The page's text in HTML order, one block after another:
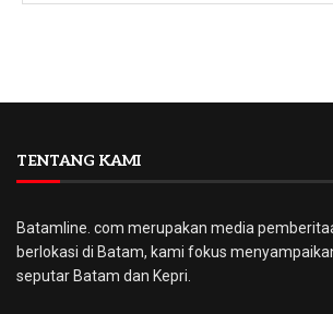
TENTANG KAMI
Batamline. com merupakan media
berlokasi di Batam, kami fokus
seputar Batam dan Kepri.